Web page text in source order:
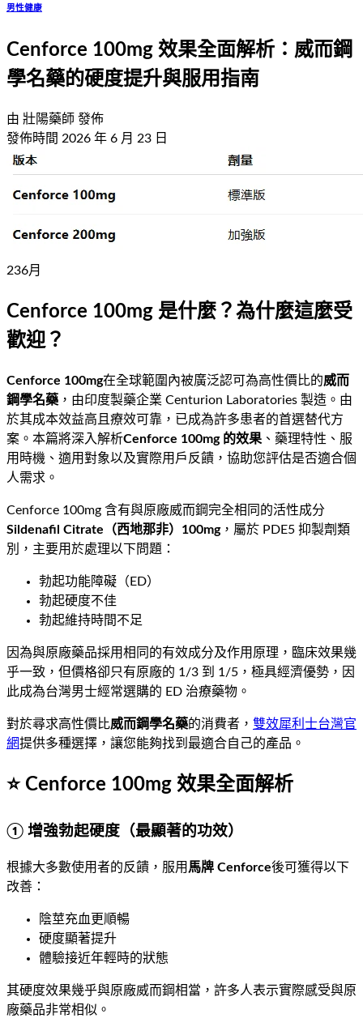
男性健康
Cenforce 100mg 效果全面解析：威而鋼
學名藥的硬度提升與服用指南
由 壯陽藥師 發佈
發佈時間 2026 年 6 月 23 日
236月
Cenforce 100mg 是什麼？為什麼這麼受
歡迎？
Cenforce 100mg在全球範圍內被廣泛認可為高性價比的威而
鋼學名藥 ，由印度製藥企業 Centurion Laboratories 製造。由
於其成本效益高且療效可靠，已成為許多患者的首選替代方
案。本篇將深入解析Cenforce 100mg 的效果 、藥理特性、服
用時機、適用對象以及實際用戶反饋，協助您評估是否適合個
人需求。
Cenforce 100mg 含有與原廠威而鋼完全相同的活性成分
Sildenafil Citrate（西地那非）100mg，屬於 PDE5 抑製劑類
別，主要用於處理以下問題：
勃起功能障礙（ED）
勃起硬度不佳
勃起維持時間不足
因為與原廠藥品採用相同的有效成分及作用原理，臨床效果幾
乎一致，但價格卻只有原廠的 1/3 到 1/5，極具經濟優勢，因
此成為台灣男士經常選購的 ED 治療藥物。
對於尋求高性價比威而鋼學名藥的消費者， 雙效犀利士台灣官
網提供多種選擇，讓您能夠找到最適合自己的產品。
⭐ Cenforce 100mg 效果全面解析
① 增強勃起硬度（最顯著的功效）
根據大多數使用者的反饋，服用 馬牌 Cenforce後可獲得以下
改善：
陰莖充血更順暢
硬度顯著提升
體驗接近年輕時的狀態
其硬度效果幾乎與原廠威而鋼相當，許多人表示實際感受與原
廠藥品非常相似。